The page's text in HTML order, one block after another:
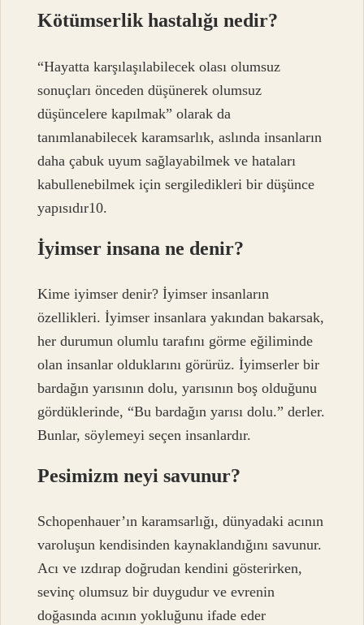
Kötümserlik hastalığı nedir?
“Hayatta karşılaşılabilecek olası olumsuz
sonuçları önceden düşünerek olumsuz
düşüncelere kapılmak” olarak da
tanımlanabilecek karamsarlık, aslında insanların
daha çabuk uyum sağlayabilmek ve hataları
kabullenebilmek için sergiledikleri bir düşünce
yapısıdır10.
İyimser insana ne denir?
Kime iyimser denir? İyimser insanların
özellikleri. İyimser insanlara yakından bakarsak,
her durumun olumlu tarafını görme eğiliminde
olan insanlar olduklarını görürüz. İyimserler bir
bardağın yarısının dolu, yarısının boş olduğunu
gördüklerinde, “Bu bardağın yarısı dolu.” derler.
Bunlar, söylemeyi seçen insanlardır.
Pesimizm neyi savunur?
Schopenhauer’ın karamsarlığı, dünyadaki acının
varoluşun kendisinden kaynaklandığını savunur.
Acı ve ızdırap doğrudan kendini gösterirken,
sevinç olumsuz bir duygudur ve evrenin
doğasında acının yokluğunu ifade eder